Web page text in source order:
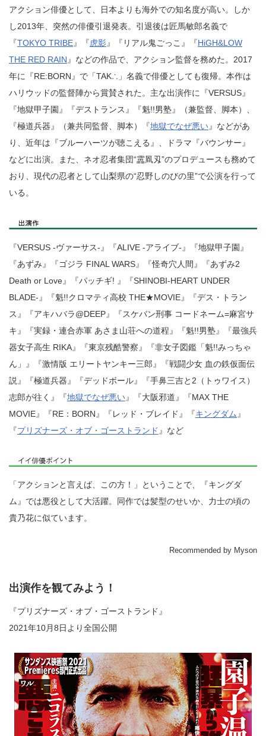
アクション俳優として、日本よりも海外での知名度が高い。しか
し2013年、突然の俳優引退発表。引退後は匠馬敏郎名義で
『TOKYO TRIBE』『虎影』『リアル鬼ごっこ』『HiGH&LOW
THE RED RAIN 』などの作品で、アクション監督を務めた。2017
年に『RE:BORN』で「TAK∴」名義で俳優としても復帰。本作は
ハリウッドの監督陣から賞賛された。主な出演作に『VERSUS』
『地獄甲子園』『デストランス』『魁!!男塾』（兼監督、脚本）、
『極道兵器』（兼共同監督、脚本）『地獄でなぜ悪い』などがあ
り、近年は『ブルーハーツが聴こえる』、ドラマ『バウンサー』
などに出演。また、ネオ忍者集団“靁凮刄”のプロデュースも務めて
おり、現代の忍者として山梨県の“忍野しのびの里”で公演を行って
いる。
『VERSUS -ヴァーサス-』『ALIVE -アライブ-』『地獄甲子園』
『あずみ』『ゴジラ FINAL WARS』『怪奇穴人間』『あずみ2
Death or Love』『パッチギ! 』『SHINOBI-HEART UNDER
BLADE-』『魁!!クロマティ高校 THE★MOVIE』『デス・トラン
ス』『アキハバラ@DEEP』『スケバン刑事 コードネーム=麻宮サ
キ』『実録・連合赤軍 あさま山荘への道程』『魁!!男塾』『最強兵
器女子高生 RIKA』『東京残酷警察』『非女子図鑑「魁!!みっちゃ
ん」』『激情版 エリートヤンキー三郎』『戦闘少女 血の鉄仮面伝
説』『極道兵器』『デッドボール』『手鼻三吉と2（トゥワイス）
志郎が往く』『地獄でなぜ悪い』『大阪邪道』『MAX THE
MOVIE』『RE：BORN』『レッド・ブレイド』『キングダム 』
『プリズナーズ・オブ・ゴーストランド 』など
「アクションと言えば、この方！」ということで、『キングダ
ム』では悪役として大活躍。同作では髪型のせいか、力士の頃の
貴乃花に似ています。
Recommended by Myson
出演作を観てみよう！
『プリズナーズ・オブ・ゴーストランド』
2021年10月8日より全国公開